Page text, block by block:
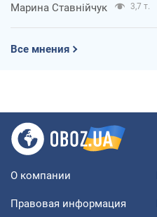
Марина Ставнійчук 3,7 т.
Все мнения
О компании
Правовая информация